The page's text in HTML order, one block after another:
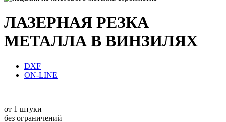
ЛАЗЕРНАЯ РЕЗКА
МЕТАЛЛА В ВИНЗИЛЯХ
DXF
ON-LINE
от 1 штуки
без ограничений